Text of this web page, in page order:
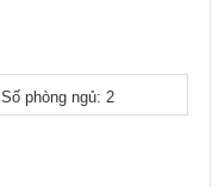
Số phòng ngủ: 2